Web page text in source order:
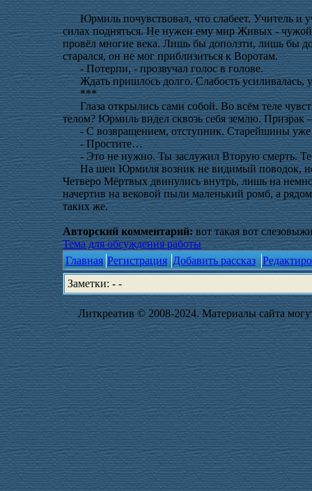
Юрмиль почувствовал, что слабеет. Учитель и
силах подняться. Не нужен ему мир Живых -
провёл многие века. Лишь бы доползти, лишь бы
старался, он не мог приблизиться к Воротам.
- Потерпи, - прозвучал голос в голове.
Ждать пришлось долго. Слабость усиливалась,
***
Глаза открылись сами собой. Во всём теле
телом? Юрмиль видел сквозь себя землю. Призрак
- С возвращением, отступник. Старейшины уже
- Простите…
- Это не нужно. Ты заслужил Вторую смерть.
На шеи Юрмиля возник не видимый поводок,
Четверо Мёртвых двинулись внутрь, лишь на
начертив на вековой пыли маленький ромб, а
таких же.
Авторский комментарий: вот такая вот
Тема для обсуждения работы
Главная Регистрация Добавить рассказ
Заметки: - -
Литкреатив © 2008-2024. Материалы сайта